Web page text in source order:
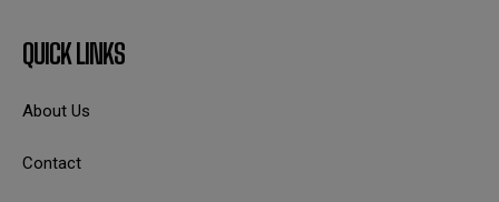
QUICK LINKS
About Us
Contact